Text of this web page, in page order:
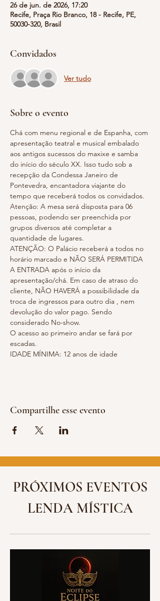
26 de jun. de 2026, 17:20
Recife, Praça Rio Branco, 18 - Recife, PE,
50030-320, Brasil
Convidados
Ver tudo
Sobre o evento
Chá com menu regional e de Espanha, com
apresentação teatral e musical embalado
aos antigos sucessos do maxixe e samba
do início do século XX. Isso tudo sob a
recepção da Condessa Janeiro de
Pontevedra, encantadora viajante do
tempo que receberá todos os convidados.
Atenção: A mesa será disposta para 06
pessoas, podendo ser preenchida por
grupos diversos até completar a
quantidade de lugares.
ATENÇÃO: O Palácio receberá a todos no
horário marcado e NÃO SERÁ PERMITIDA
A ENTRADA após o início da
apresentação/chá. Em caso de atraso do
cliente, NÃO HAVERÁ a possibilidade da
troca de ingressos para outro dia , nem
devolução do valor pago. Sendo
considerado No-show.
O acesso ao primeiro andar se fará por
escadas.
IDADE MÍNIMA: 12 anos de idade
Compartilhe esse evento
PRÓXIMOS EVENTOS
LENDA MÍSTICA